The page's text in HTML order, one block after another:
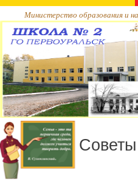
Министерство образования и
Советы